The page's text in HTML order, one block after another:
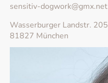
sensitiv-dogwork@gmx.net
Wasserburger Landstr. 205
81827 München